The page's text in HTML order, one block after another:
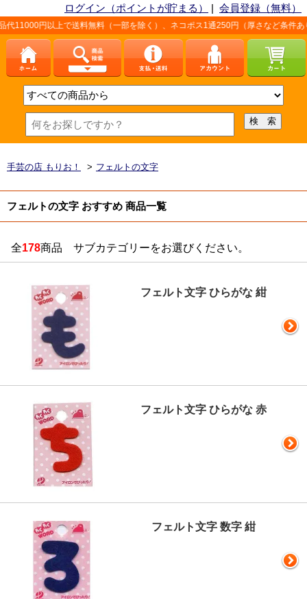
ログイン（ポイントが貯まる） | 会員登録（無料）
無料（一部を除く）、ネコポス1通250円（厚さなど条件あり）。詳しくは、こ
手芸の店 もりお！ > フェルトの文字
フェルトの文字 おすすめ 商品一覧
全178商品 サブカテゴリーをお選びください。
フェルト文字 ひらがな 紺
フェルト文字 ひらがな 赤
フェルト文字 数字 紺